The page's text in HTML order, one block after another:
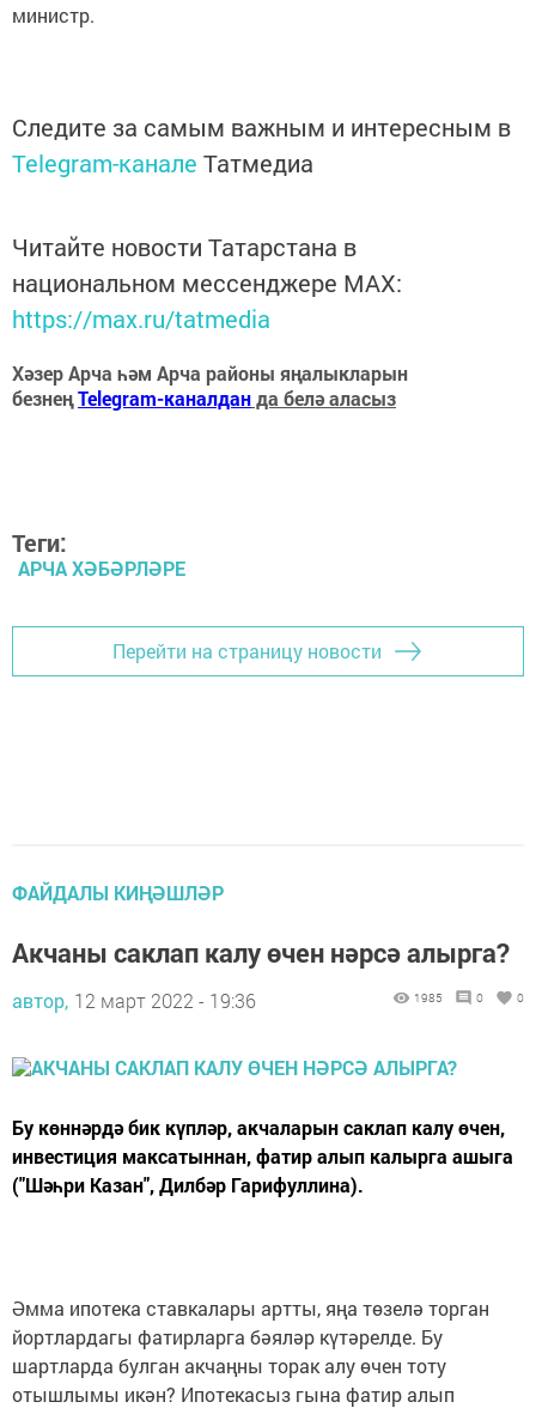
министр.
Следите за самым важным и интересным в
Telegram-канале Татмедиа
Читайте новости Татарстана в
национальном мессенджере MАХ:
https://max.ru/tatmedia
Хәзер Арча һәм Арча районы яңалыкларын
безнеңTelegram-каналданда белә аласыз
Теги:
АРЧА ХӘБӘРЛӘРЕ
Перейти на страницу новости
ФАЙДАЛЫ КИҢӘШЛӘР
Акчаны саклап калу өчен нәрсә алырга?
автор, 12 март 2022 - 19:36 1985 0 0
Бу көннәрдә бик күпләр, акчаларын саклап калу өчен,
инвестиция максатыннан, фатир алып калырга ашыга
("Шәһри Казан", Дилбәр Гарифуллина).
Әмма ипотека ставкалары артты, яңа төзелә торган
йортлардагы фатирларга бәяләр күтәрелде. Бу
шартларда булган акчаңны торак алу өчен тоту
отышлымы икән? Ипотекасыз гына фатир алып